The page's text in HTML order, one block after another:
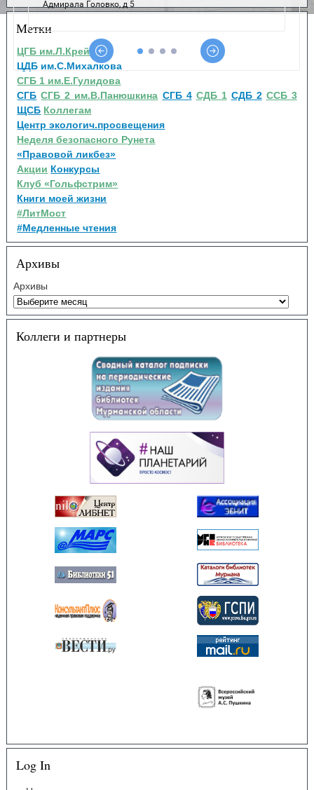
Метки
ЦГБ им.Л.Крейна
ЦДБ им.С.Михалкова
СГБ 1 им.Е.Гулидова
СГБ СГБ 2 им.В.Панюшкина СГБ 4 СДБ 1 СДБ 2 ССБ 3
ЩСБ Коллегам
Центр экологич.просвещения
Неделя безопасного Рунета
«Правовой ликбез»
Акции Конкурсы
Клуб «Гольфстрим»
Книги моей жизни
#ЛитМост
#Медленные чтения
Архивы
Архивы
Коллеги и партнеры
Log In